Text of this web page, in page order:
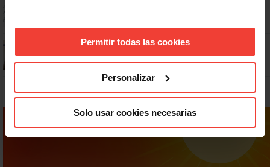
Permitir todas las cookies
Personalizar
Solo usar cookies necesarias
¿Puedo viajar estando de baja?